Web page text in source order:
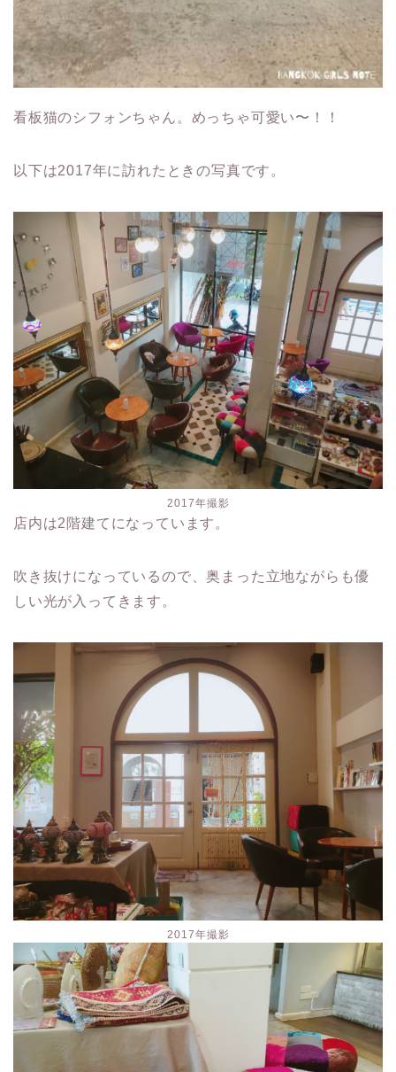
看板猫のシフォンちゃん。めっちゃ可愛い〜！！
以下は2017年に訪れたときの写真です。
2017年撮影
店内は2階建てになっています。
吹き抜けになっているので、奥まった立地ながらも優
しい光が入ってきます。
2017年撮影